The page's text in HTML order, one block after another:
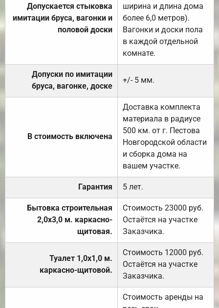
Допускается стыковка
имитации бруса, вагонки и
половой доски
ширина и длина дома
более 6,0 метров).
Вагонки и доски пола
в каждой отдельной
комнате.
Допуски по имитации
бруса, вагонке, доске
+/- 5 мм.
В стоимость включена
Доставка комплекта
материала в радиусе
500 км. от г. Пестова
Новгородской области
и сборка дома на
вашем участке.
Гарантия 5 лет.
Бытовка строительная
2,0х3,0 м. каркасно-
щитовая.
Стоимость 23000 руб.
Остаётся на участке
Заказчика.
Туалет 1,0х1,0 м.
каркасно-щитовой.
Стоимость 12000 руб.
Остаётся на участке
Заказчика.
Стоимость аренды на